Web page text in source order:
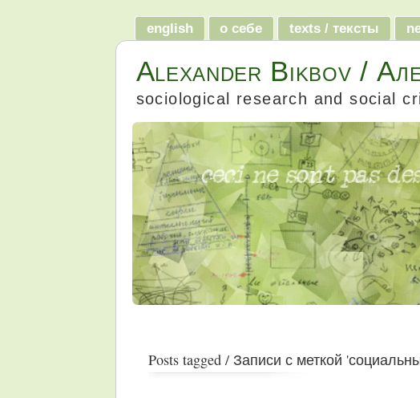
english о себе texts / тексты
Alexander Bikbov /
sociological research and social
Posts tagged / Записи с меткой